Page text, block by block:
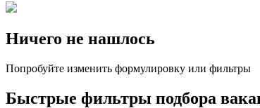
Ничего не нашлось
Попробуйте изменить формулировку или фильтры
Быстрые фильтры подбора